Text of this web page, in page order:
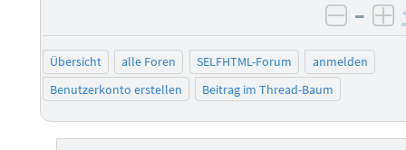
–
Übersicht alle Foren SELFHTML-Forum
anmelden
Benutzerkonto erstellen
Beitrag im Thread-Baum